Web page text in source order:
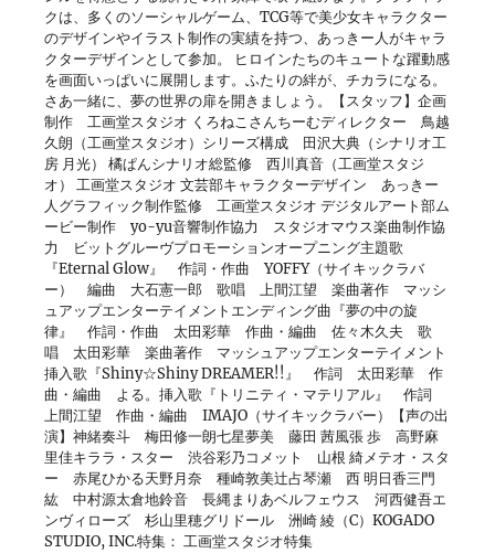
クは、多くのソーシャルゲーム、TCG等で美少女キャラクター
のデザインやイラスト制作の実績を持つ、あっきー人がキャラ
クターデザインとして参加。 ヒロインたちのキュートな躍動感
を画面いっぱいに展開します。ふたりの絆が、チカラになる。
さあ一緒に、夢の世界の扉を開きましょう。【スタッフ】企画
制作 工画堂スタジオ くろねこさんちーむディレクター 鳥越
久朗（工画堂スタジオ）シリーズ構成 田沢大典（シナリオ工
房 月光） 橘ぱんシナリオ総監修 西川真音（工画堂スタジ
オ） 工画堂スタジオ 文芸部キャラクターデザイン あっきー
人グラフィック制作監修 工画堂スタジオ デジタルアート部ム
ービー制作 yo-yu音響制作協力 スタジオマウス楽曲制作協
力 ビットグルーヴプロモーションオープニング主題歌
『Eternal Glow』 作詞・作曲 YOFFY（サイキックラバ
ー） 編曲 大石憲一郎 歌唱 上間江望 楽曲著作 マッシ
ュアップエンターテイメントエンディング曲『夢の中の旋
律』 作詞・作曲 太田彩華 作曲・編曲 佐々木久夫 歌
唱 太田彩華 楽曲著作 マッシュアップエンターテイメント
挿入歌『Shiny☆Shiny DREAMER!!』 作詞 太田彩華 作
曲・編曲 よる。挿入歌『トリニティ・マテリアル』 作詞
上間江望 作曲・編曲 IMAJO（サイキックラバー）【声の出
演】神緒奏斗 梅田修一朗七星夢美 藤田 茜風張 歩 高野麻
里佳キララ・スター 渋谷彩乃コメット 山根 綺メテオ・スタ
ー 赤尾ひかる天野月奈 種崎敦美辻占琴瀬 西 明日香三門
紘 中村源太倉地鈴音 長縄まりあベルフェウス 河西健吾エ
ンヴィローズ 杉山里穂グリドール 洲崎 綾（C）KOGADO
STUDIO, INC.特集： 工画堂スタジオ特集